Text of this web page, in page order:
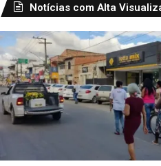
Notícias com Alta